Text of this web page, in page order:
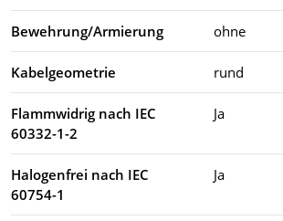
Bewehrung/Armierung ohne
Kabelgeometrie rund
Flammwidrig nach IEC
60332-1-2
Ja
Halogenfrei nach IEC
60754-1
Ja